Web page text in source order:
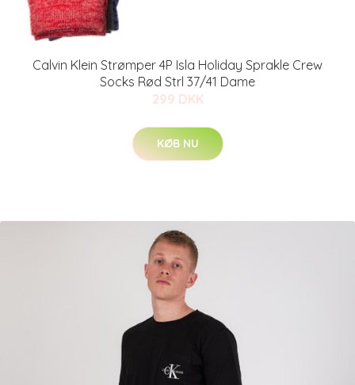
Calvin Klein Strømper 4P Isla Holiday Sprakle Crew
Socks Rød Strl 37/41 Dame
299 DKK
KØB NU